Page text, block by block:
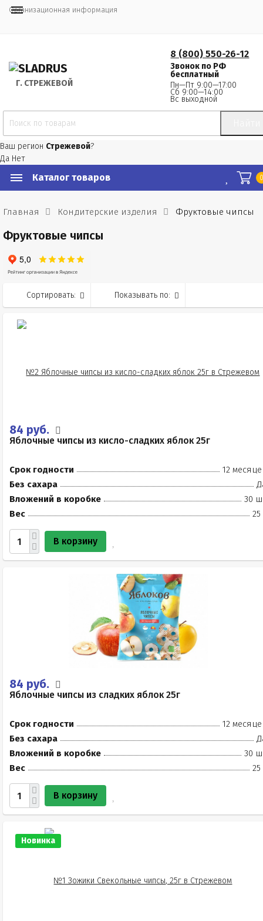
Организационная информация
Г. СТРЕЖЕВОЙ
8 (800) 550-26-12
Звонок по РФ
бесплатный
Пн—Пт 9:00—17:00
Сб 9:00—14:00
Вс выходной
Ваш регион Стрежевой?
Да Нет
Каталог товаров
Главная Кондитерские изделия Фруктовые чипсы
Фруктовые чипсы
Сортировать: Показывать по:
84 руб.
Яблочные чипсы из кисло-сладких яблок 25г
Срок годности
12
Без сахара
Вложений в коробке
30
Вес
25
В корзину
84 руб.
Яблочные чипсы из сладких яблок 25г
Срок годности
12
Без сахара
Вложений в коробке
30
Вес
25
В корзину
Новинка